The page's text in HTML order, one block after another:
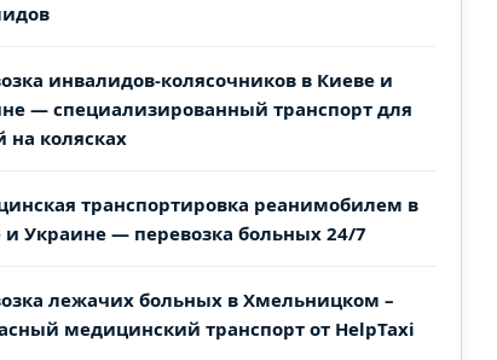
инвалидов-колясочников в Киеве и
— специализированный транспорт для
на колясках
транспортировка реанимобилем в
и Украине — перевозка больных 24/7
лежачих больных в Хмельницком –
медицинский транспорт от HelpTaxi